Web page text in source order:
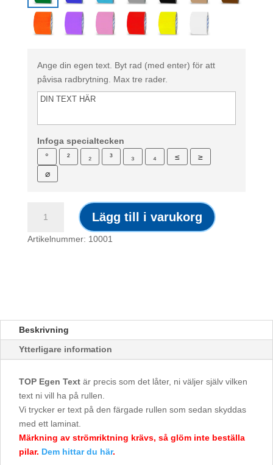
Ange din egen text. Byt rad (med enter) för att
påvisa radbrytning. Max tre rader.
Infoga specialtecken
°
² ₂ ³ ₃ ₄ ≤
≥
⌀
Grön
-
Lägg till i varukorg
Artikelnummer: 10001
Beskrivning
Ytterligare information
TOP Egen Text är precis som det låter, ni väljer själv vilken
text ni vill ha på rullen.
Vi trycker er text på den färgade rullen som sedan skyddas
med ett laminat.
Märkning av strömriktning krävs, så glöm inte beställa
pilar. Dem hittar du här.